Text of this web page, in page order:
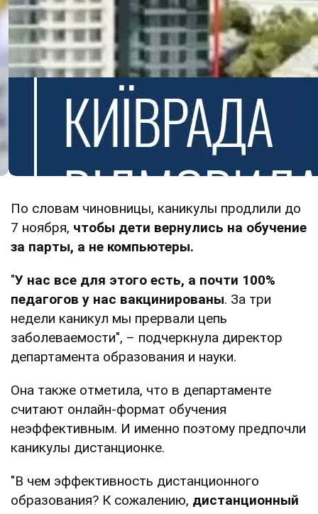
По словам чиновницы, каникулы продлили до
7 ноября, чтобы дети вернулись на обучение
за парты, а не компьютеры.
"У нас все для этого есть, а почти 100%
педагогов у нас вакцинированы. За три
недели каникул мы прервали цепь
заболеваемости", – подчеркнула директор
департамента образования и науки.
Она также отметила, что в департаменте
считают онлайн-формат обучения
неэффективным. И именно поэтому предпочли
каникулы дистанционке.
"В чем эффективность дистанционного
образования? К сожалению, дистанционный